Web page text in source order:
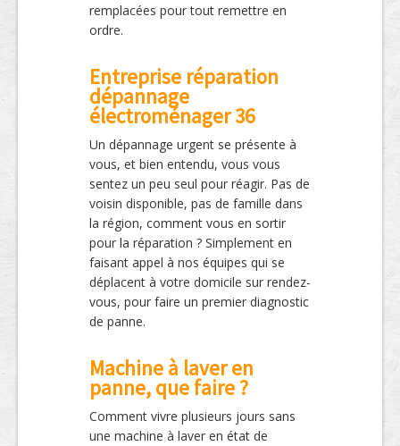
remplacées pour tout remettre en
ordre.
Entreprise réparation
dépannage
électroménager 36
Un dépannage urgent se présente à
vous, et bien entendu, vous vous
sentez un peu seul pour réagir. Pas de
voisin disponible, pas de famille dans
la région, comment vous en sortir
pour la réparation ? Simplement en
faisant appel à nos équipes qui se
déplacent à votre domicile sur rendez-
vous, pour faire un premier diagnostic
de panne.
Machine à laver en
panne, que faire ?
Comment vivre plusieurs jours sans
une machine à laver en état de